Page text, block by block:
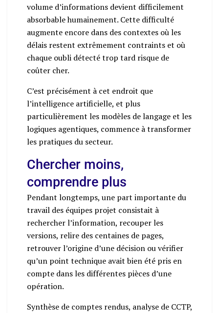
volume d’informations devient difficilement
absorbable humainement. Cette difficulté
augmente encore dans des contextes où les
délais restent extrêmement contraints et où
chaque oubli détecté trop tard risque de
coûter cher.
C’est précisément à cet endroit que
l’intelligence artificielle, et plus
particulièrement les modèles de langage et les
logiques agentiques, commence à transformer
les pratiques du secteur.
Chercher moins,
comprendre plus
Pendant longtemps, une part importante du
travail des équipes projet consistait à
rechercher l’information, recouper les
versions, relire des centaines de pages,
retrouver l’origine d’une décision ou vérifier
qu’un point technique avait bien été pris en
compte dans les différentes pièces d’une
opération.
Synthèse de comptes rendus, analyse de CCTP,